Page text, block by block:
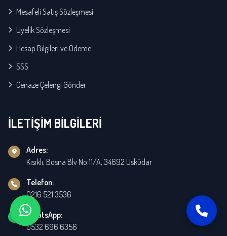
Mesafeli Satış Sözleşmesi
Üyelik Sözleşmesi
Hesap Bilgileri ve Ödeme
SSS
Cenaze Çelengi Gönder
İLETİŞİM BİLGİLERİ
Adres:
Kısıklı, Bosna Blv No:11/A, 34692 Üsküdar
Telefon:
0216 521 3536
WhatsApp:
0532 696 6356